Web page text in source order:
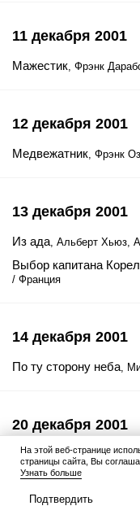
11 декабря 2001
Мажестик, Фрэнк
12 декабря 2001
Медвежатник, Фрэнк
13 декабря 2001
Из ада, Альберт Хьюз,
Выбор капитана
/ Франция
14 декабря 2001
По ту сторону неба,
20 декабря 2001
Час пик 2, Бретт
На этой веб-странице
страницы сайта, Вы
Узнать больше
Подтвердить